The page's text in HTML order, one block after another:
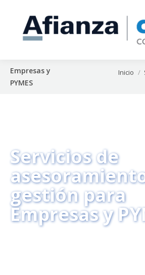
Empresas y
PYMES
Inicio
Servicios de
gestión para
Empresas y